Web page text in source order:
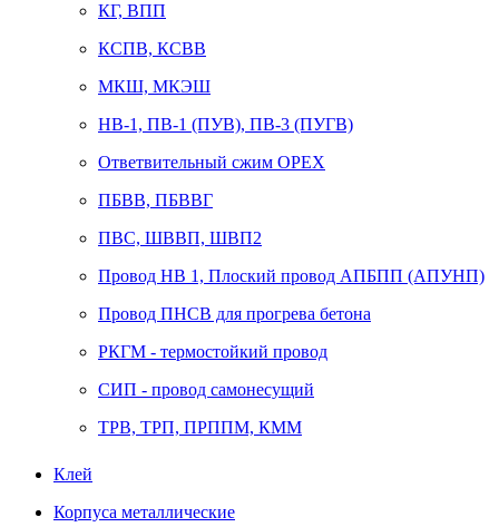
КГ, ВПП
КСПВ, КСВВ
МКШ, МКЭШ
НВ-1, ПВ-1 (ПУВ), ПВ-3 (ПУГВ)
Ответвительный сжим ОРЕХ
ПБВВ, ПБВВГ
ПВС, ШВВП, ШВП2
Провод НВ 1, Плоский провод АПБПП (АПУНП)
Провод ПНСВ для прогрева бетона
РКГМ - термостойкий провод
СИП - провод самонесущий
ТРВ, ТРП, ПРППМ, КММ
Клей
Корпуса металлические